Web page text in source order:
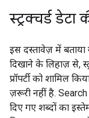
स्ट्रक्चर्ड
इस दस्तावेज़ में
दिखाने के लिहाज़ से,
प्रॉपर्टी को शामिल
ज़रूरी नहीं है. Search
दिए गए शब्दों का